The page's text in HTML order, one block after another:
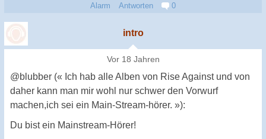
Alarm Antworten 0
intro
Vor 18 Jahren
@blubber (« Ich hab alle Alben von Rise Against und von
daher kann man mir wohl nur schwer den Vorwurf
machen,ich sei ein Main-Stream-hörer. »):
Du bist ein Mainstream-Hörer!